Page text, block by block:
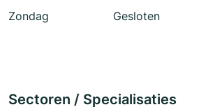
Zondag
Gesloten
Sectoren / Specialisaties